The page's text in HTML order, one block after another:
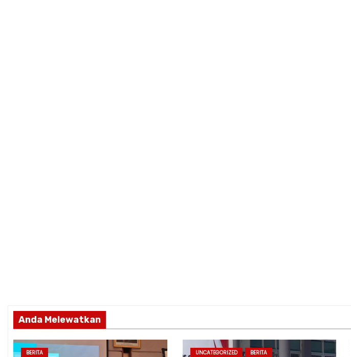
Anda Melewatkan
BERITA UNCATEGORIZED BERITA